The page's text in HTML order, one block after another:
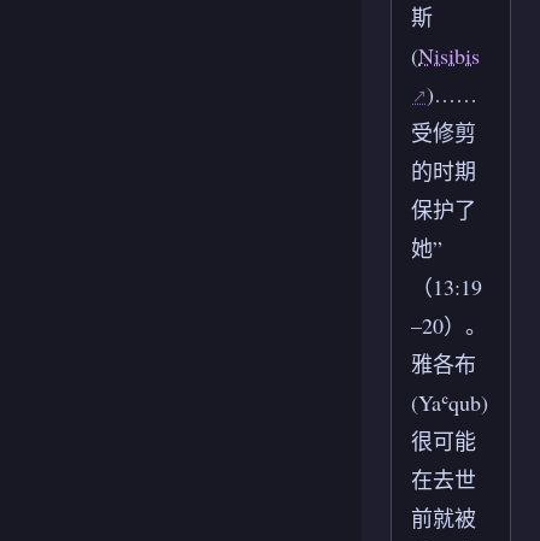
斯
(Nisibis
)……
受修剪
的时期
保护了
她”
（13:19
–20）。
雅各布
(Yaʿqub)
很可能
在去世
前就被